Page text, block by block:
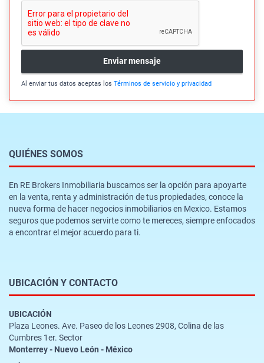
Enviar mensaje
Al enviar tus datos aceptas los Términos de servicio y privacidad
QUIÉNES SOMOS
En RE Brokers Inmobiliaria buscamos ser la opción para apoyarte
en la venta, renta y administración de tus propiedades, conoce la
nueva forma de hacer negocios inmobiliarios en Mexico. Estamos
seguros que podemos servirte como te mereces, siempre enfocados
a encontrar el mejor acuerdo para ti.
UBICACIÓN Y CONTACTO
UBICACIÓN
Plaza Leones. Ave. Paseo de los Leones 2908, Colina de las
Cumbres 1er. Sector
Monterrey - Nuevo León - México